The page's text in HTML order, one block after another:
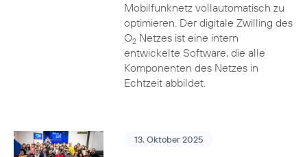
Mobilfunknetz vollautomatisch zu
optimieren. Der digitale Zwilling des
O2Netzes ist eine intern
entwickelte Software, die alle
Komponenten des Netzes in
Echtzeit abbildet.
13. Oktober 2025